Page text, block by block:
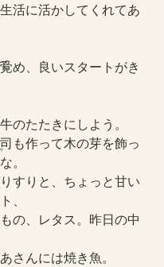
活に活かしてくれてあ
め、良いスタートがき
のたたきにしよう。
も作って木の芽を飾っ
。
すりと、ちょっと甘い
、
の、レタス。昨日の中
さんには焼き魚。